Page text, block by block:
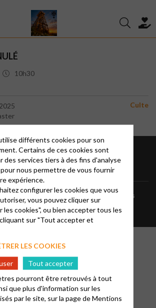
10h30
Culte
Informations Mentions légales
différents cookies pour son
Certains de ces cookies sont
des services tiers à des fins d'analyse
nous permettre de vous fournir
expérience.
configurer les cookies que vous
vous pouvez cliquer sur
les cookies", ou bien accepter tous les
sur "Tout accepter et
LES COOKIES
Tout accepter
pourront être retrouvés à tout
que plus d'information sur les
par le site, sur la page deMentions